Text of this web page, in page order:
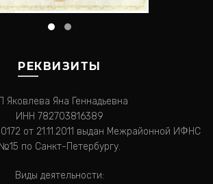
РЕКВИЗИТЫ
Яковлева Яна Геннадьевна
ИНН 782703816389
от 21.11.2011 выдан Межрайонной ИФНС
№15 по Санкт-Петербургу.
Виды деятельности: